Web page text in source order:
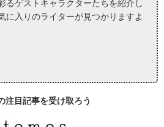
るゲストキャラクターたちを紹介し
に入りのライターが見つかりますよ
注目記事を受け取ろう